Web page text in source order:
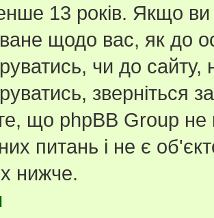
13 років. Якщо
щодо вас, як до
чи до
зверніться
що phpBB Group не
питань і не є
нижче.